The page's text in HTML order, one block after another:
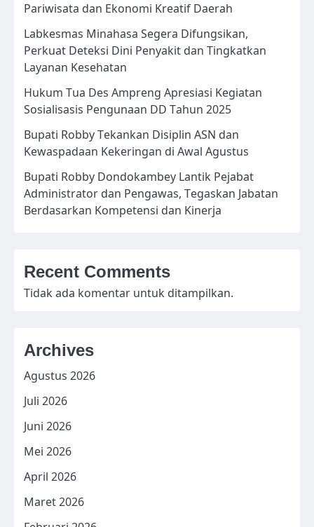
Pariwisata dan Ekonomi Kreatif Daerah
Labkesmas Minahasa Segera Difungsikan,
Perkuat Deteksi Dini Penyakit dan Tingkatkan
Layanan Kesehatan
Hukum Tua Des Ampreng Apresiasi Kegiatan
Sosialisasis Pengunaan DD Tahun 2025
Bupati Robby Tekankan Disiplin ASN dan
Kewaspadaan Kekeringan di Awal Agustus
Bupati Robby Dondokambey Lantik Pejabat
Administrator dan Pengawas, Tegaskan Jabatan
Berdasarkan Kompetensi dan Kinerja
Recent Comments
Tidak ada komentar untuk ditampilkan.
Archives
Agustus 2026
Juli 2026
Juni 2026
Mei 2026
April 2026
Maret 2026